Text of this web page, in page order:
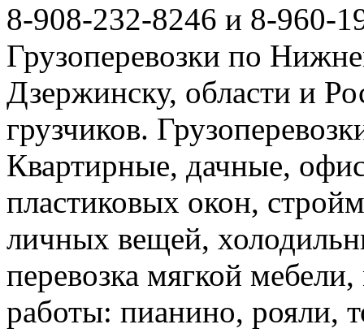
8-908-232-8246 и 8-960-
Грузоперевозки по
Дзержинску, области и
грузчиков.
Квартирные, дачные,
пластиковых окон,
личных вещей,
перевозка мягкой
работы: пианино, рояли,